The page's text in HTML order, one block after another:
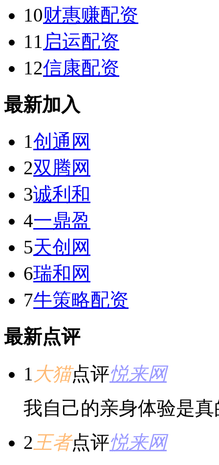
10财惠赚配资
11 启运配资
12信康配资
最新加入
1创通网
2双腾网
3诚利和
4一鼎盈
5天创网
6瑞和网
7牛策略配资
最新点评
1 大猫点评悦来网
我自己的亲身体验是
2 王者点评悦来网